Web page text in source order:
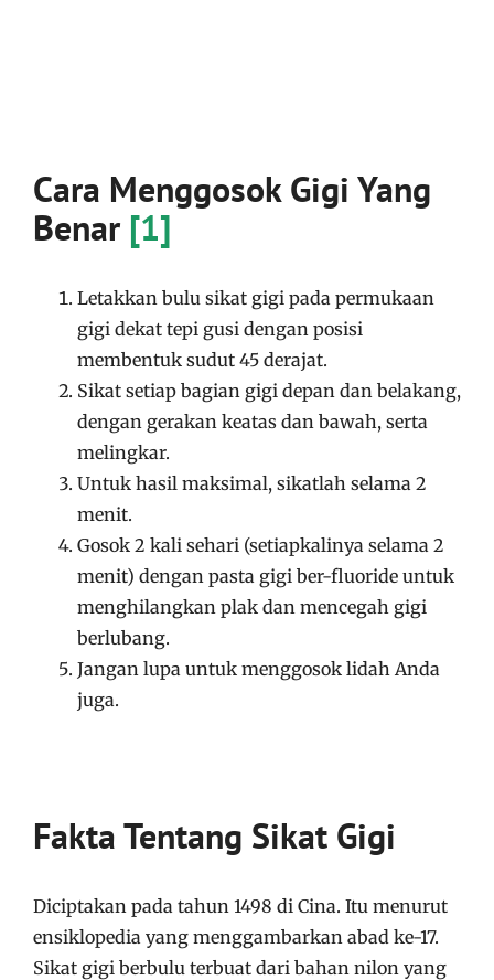
Cara Menggosok Gigi Yang
Benar [1]
Letakkan bulu sikat gigi pada permukaan
gigi dekat tepi gusi dengan posisi
membentuk sudut 45 derajat.
Sikat setiap bagian gigi depan dan belakang,
dengan gerakan keatas dan bawah, serta
melingkar.
Untuk hasil maksimal, sikatlah selama 2
menit.
Gosok 2 kali sehari (setiapkalinya selama 2
menit) dengan pasta gigi ber-fluoride untuk
menghilangkan plak dan mencegah gigi
berlubang.
Jangan lupa untuk menggosok lidah Anda
juga.
Fakta Tentang Sikat Gigi
Diciptakan pada tahun 1498 di Cina. Itu menurut
ensiklopedia yang menggambarkan abad ke-17.
Sikat gigi berbulu terbuat dari bahan nilon yang